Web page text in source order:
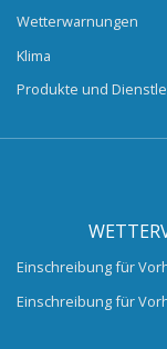
Wetterwarnungen
Klima
Produkte und
Einschreibung für
Einschreibung für